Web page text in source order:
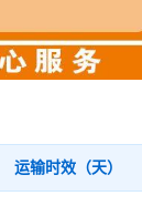
运输时效（天）